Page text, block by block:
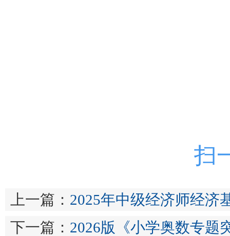
扫
上一篇： 2025年中级经济师经济
下一篇： 2026版《小学奥数专题